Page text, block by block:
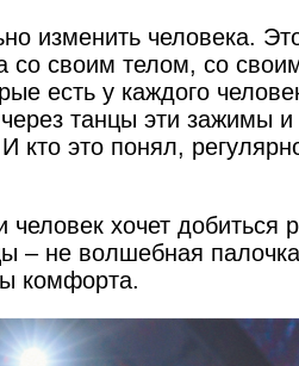
изменить человека.
со своим телом, со
есть у каждого
танцы эти зажимы
кто это понял,
хочет добиться
– не волшебная
комфорта.